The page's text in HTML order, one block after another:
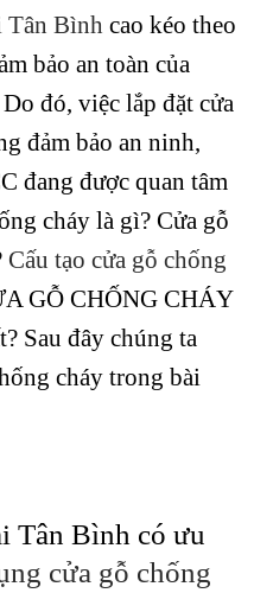
Tân Bình cao kéo theo
bảo an toàn của
đó, việc lắp đặt cửa
đảm bảo an ninh,
đang được quan tâm
cháy là gì? Cửa gỗ
Cấu tạo cửa gỗ chống
GỖ CHỐNG CHÁY
Sau đây chúng ta
cháy trong bài
Tân Bình có ưu
cửa gỗ chống